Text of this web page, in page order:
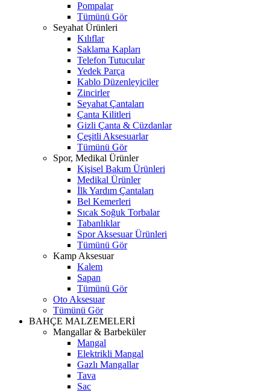
Pompalar
Tümünü Gör
Seyahat Ürünleri
Kılıflar
Saklama Kapları
Telefon Tutucular
Yedek Parça
Kablo Düzenleyiciler
Zincirler
Seyahat Çantaları
Çanta Kilitleri
Gizli Çanta & Cüzdanlar
Çeşitli Aksesuarlar
Tümünü Gör
Spor, Medikal Ürünler
Kişisel Bakım Ürünleri
Medikal Ürünler
İlk Yardım Çantaları
Bel Kemerleri
Sıcak Soğuk Torbalar
Tabanlıklar
Spor Aksesuar Ürünleri
Tümünü Gör
Kamp Aksesuar
Kalem
Sapan
Tümünü Gör
Oto Aksesuar
Tümünü Gör
BAHÇE MALZEMELERİ
Mangallar & Barbeküler
Mangal
Elektrikli Mangal
Gazlı Mangallar
Tava
Sac